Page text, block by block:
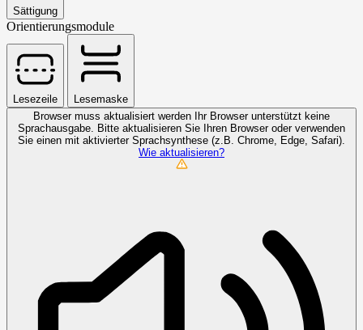
Sättigung
Orientierungsmodule
Lesezeile
Lesemaske
Browser muss aktualisiert werden Ihr Browser unterstützt keine
Sprachausgabe. Bitte aktualisieren Sie Ihren Browser oder verwenden
Sie einen mit aktivierter Sprachsynthese (z.B. Chrome, Edge, Safari).
Wie aktualisieren?